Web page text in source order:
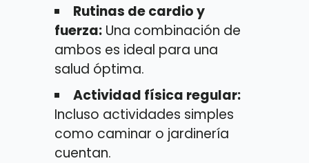
Rutinas de cardio y
fuerza: Una combinación de
ambos es ideal para una
salud óptima.
Actividad física regular:
Incluso actividades simples
como caminar o jardinería
cuentan.